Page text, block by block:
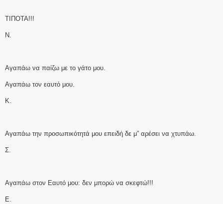
ΤΙΠΟΤΑ!!!
Ν.
Αγαπάω να παίζω με το γάτο μου.
Αγαπάω τον εαυτό μου.
Κ.
Αγαπάω την προσωπικότητά μου επειδή δε μ” αρέσει να χτυπάω.
Σ.
Αγαπάω στον Εαυτό μου: δεν μπορώ να σκεφτώ!!!
Ε.